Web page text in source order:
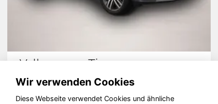
Volkswagen Tiguan
Wir verwenden Cookies
Diese Webseite verwendet Cookies und ähnliche